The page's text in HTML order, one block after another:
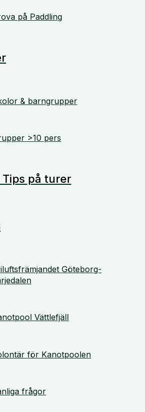
på Paddling
& barngrupper
>10 pers
Tips på turer
Göteborg-
Vättlefjäll
för Kanotpoolen
frågor